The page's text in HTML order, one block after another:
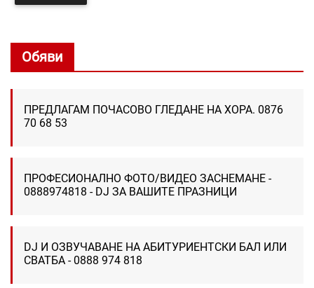
Обяви
ПРЕДЛАГАМ ПОЧАСОВО ГЛЕДАНЕ НА ХОРА. 0876
70 68 53
ПРОФЕСИОНАЛНО ФОТО/ВИДЕО ЗАСНЕМАНЕ -
0888974818 - DJ ЗА ВАШИТЕ ПРАЗНИЦИ
DJ И ОЗВУЧАВАНЕ НА АБИТУРИЕНТСКИ БАЛ ИЛИ
СВАТБА - 0888 974 818